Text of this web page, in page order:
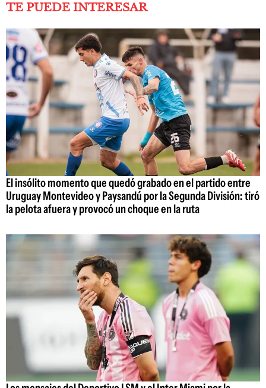
TE PUEDE INTERESAR
El insólito momento que quedó grabado en el partido entre
Uruguay Montevideo y Paysandú por la Segunda División: tiró
la pelota afuera y provocó un choque en la ruta